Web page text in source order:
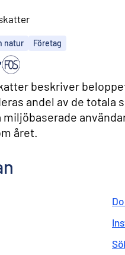
natur Företag
beskriver
andel av de
året.